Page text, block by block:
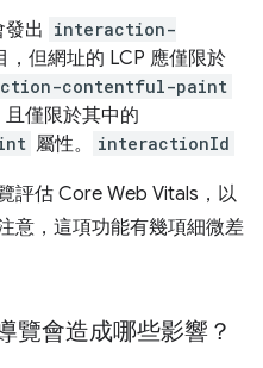
出 interaction-
，但網址的 LCP 應僅限於
contentful-paint
僅限於其中的
屬性。 interactionId
評估 Core Web Vitals，以
意，這項功能有幾項細微差
覽會造成哪些影響？